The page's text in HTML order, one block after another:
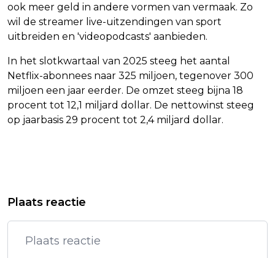
ook meer geld in andere vormen van vermaak. Zo
wil de streamer live-uitzendingen van sport
uitbreiden en 'videopodcasts' aanbieden.
In het slotkwartaal van 2025 steeg het aantal
Netflix-abonnees naar 325 miljoen, tegenover 300
miljoen een jaar eerder. De omzet steeg bijna 18
procent tot 12,1 miljard dollar. De nettowinst steeg
op jaarbasis 29 procent tot 2,4 miljard dollar.
JAAGT WALL STREET SCHRIK AAN
NETFLIX DENKT ONDANKS HOGERE
KOSTEN WINSTGEVENDER TE WORDEN
Plaats reactie